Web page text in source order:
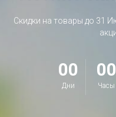
Скидки на товары до 31
00
Дни
00
Часы